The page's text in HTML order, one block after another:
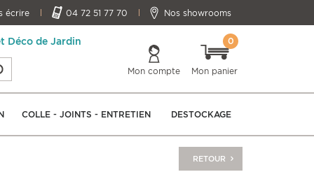
écrire 04 72 51 77 70 Nos showrooms
Déco de Jardin
Mon compte Mon panier
0
COLLE - JOINTS - ENTRETIEN DESTOCKAGE
RETOUR